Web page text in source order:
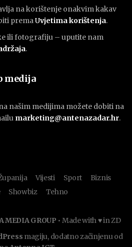
na korištenje onakvim kakav
premaUvjetima korištenja.
ili fotografiju – uputite nam
.
medija
našim medijima možete dobiti na
marketing@antenazadar.hr.
Vijesti Sport
Biznis
Showbiz Tehno
MEDIA GROUP • Made with ♥ in ZD
magiju, dodatno začinjenu od